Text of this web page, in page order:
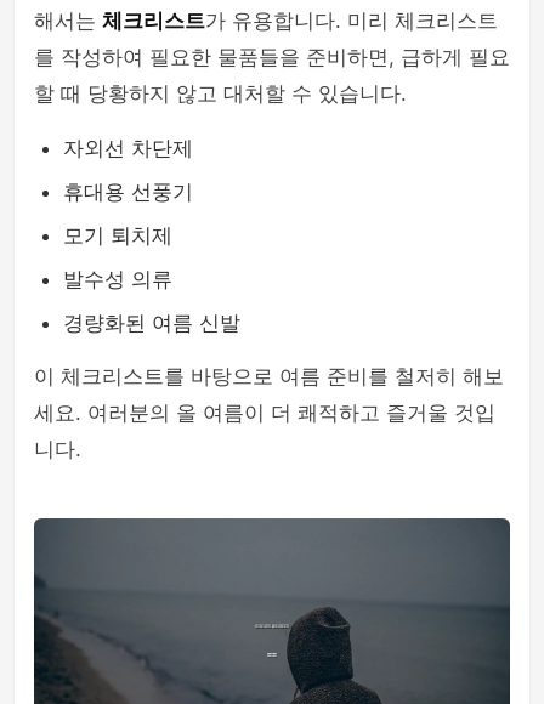
해서는 체크리스트가 유용합니다. 미리 체크리스트
를 작성하여 필요한 물품들을 준비하면, 급하게 필요
할 때 당황하지 않고 대처할 수 있습니다.
자외선 차단제
휴대용 선풍기
모기 퇴치제
발수성 의류
경량화된 여름 신발
이 체크리스트를 바탕으로 여름 준비를 철저히 해보
세요. 여러분의 올 여름이 더 쾌적하고 즐거울 것입
니다.